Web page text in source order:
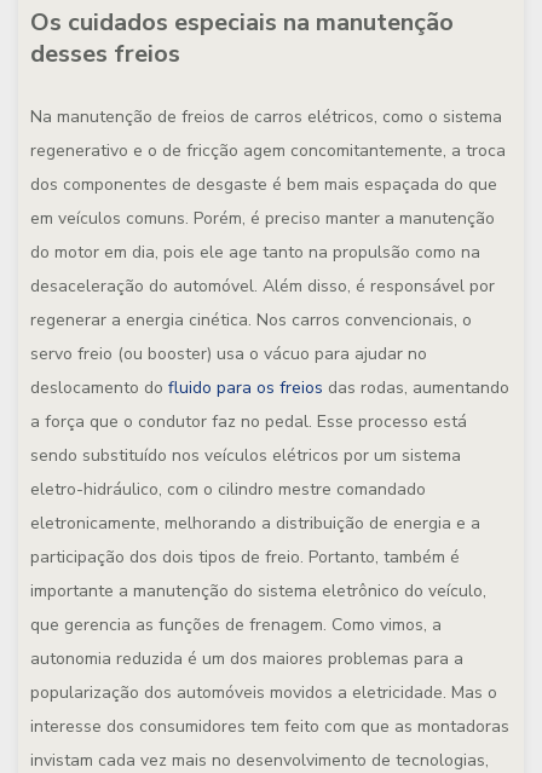
Os cuidados especiais na manutenção
desses freios
Na manutenção de freios de carros elétricos, como o sistema
regenerativo e o de fricção agem concomitantemente, a troca
dos componentes de desgaste é bem mais espaçada do que
em veículos comuns. Porém, é preciso manter a manutenção
do motor em dia, pois ele age tanto na propulsão como na
desaceleração do automóvel. Além disso, é responsável por
regenerar a energia cinética. Nos carros convencionais, o
servo freio (ou booster) usa o vácuo para ajudar no
deslocamento do fluido para os freios das rodas, aumentando
a força que o condutor faz no pedal. Esse processo está
sendo substituído nos veículos elétricos por um sistema
eletro-hidráulico, com o cilindro mestre comandado
eletronicamente, melhorando a distribuição de energia e a
participação dos dois tipos de freio. Portanto, também é
importante a manutenção do sistema eletrônico do veículo,
que gerencia as funções de frenagem. Como vimos, a
autonomia reduzida é um dos maiores problemas para a
popularização dos automóveis movidos a eletricidade. Mas o
interesse dos consumidores tem feito com que as montadoras
invistam cada vez mais no desenvolvimento de tecnologias,